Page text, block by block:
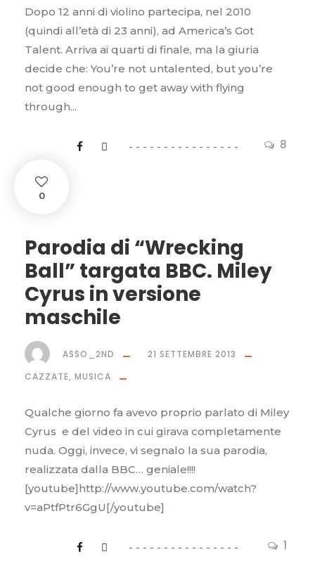
8
Dopo 12 anni di violino partecipa, nel 2010
(quindi all’età di 23 anni), ad America’s Got
Talent. Arriva ai quarti di finale, ma la giuria
decide che: You’re not untalented, but you’re
not good enough to get away with flying
through...
0
Parodia di “Wrecking
Ball” targata BBC. Miley
Cyrus in versione
maschile
1
ASSO_2ND
21 SETTEMBRE 2013
CAZZATE, MUSICA
Qualche giorno fa avevo proprio parlato di Miley
Cyrus e del video in cui girava completamente
nuda. Oggi, invece, vi segnalo la sua parodia,
realizzata dalla BBC… geniale!!!!
[youtube]http://www.youtube.com/watch?
v=aPtfPtr6GgU[/youtube]